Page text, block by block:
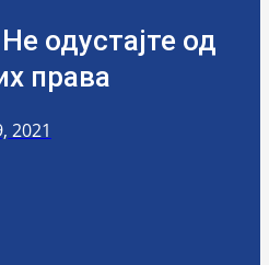
одустајте од
права
2021